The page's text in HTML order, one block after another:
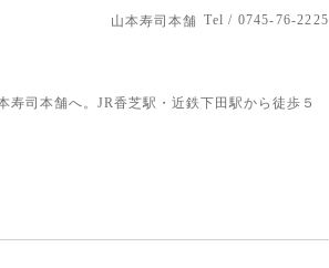
山本寿司本舗 Tel / 0745-76-2225
司本舗へ。JR香芝駅・近鉄下田駅から徒歩５